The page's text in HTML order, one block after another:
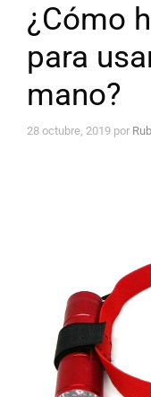
¿Cómo
para
mano?
28 octubre, 2019 por